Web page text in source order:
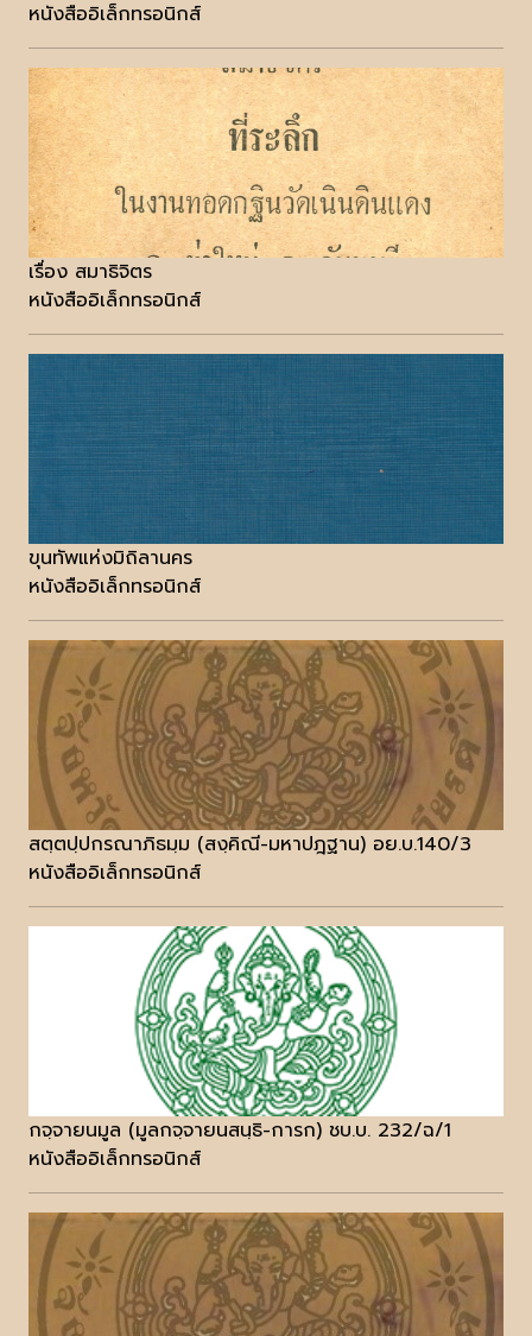
หนังสืออิเล็กทรอนิกส์
เรื่อง สมาธิจิตร
หนังสืออิเล็กทรอนิกส์
ขุนทัพแห่งมิถิลานคร
หนังสืออิเล็กทรอนิกส์
สตฺตปฺปกรณาภิธมฺม (สงฺคิณี-มหาปฎฐาน) อย.บ.140/3
หนังสืออิเล็กทรอนิกส์
กจฺจายนมูล (มูลกจฺจายนสนฺธิ-การก) ชบ.บ. 232/ฉ/1
หนังสืออิเล็กทรอนิกส์